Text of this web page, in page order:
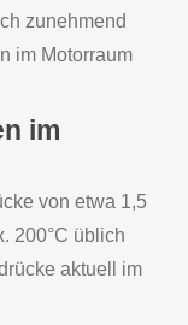
zunehmend
im Motorraum
im
von etwa 1,5
200°C üblich
aktuell im